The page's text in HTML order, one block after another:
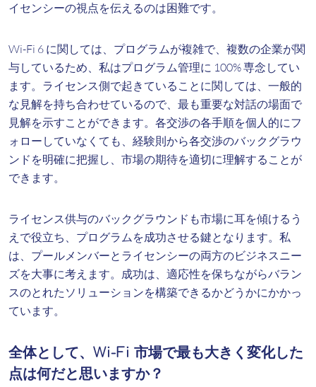
イセンシーの視点を伝えるのは困難です。
Wi-Fi 6 に関しては、プログラムが複雑で、複数の企業が関
与しているため、私はプログラム管理に 100% 専念してい
ます。ライセンス側で起きていることに関しては、一般的
な見解を持ち合わせているので、最も重要な対話の場面で
見解を示すことができます。各交渉の各手順を個人的にフ
ォローしていなくても、経験則から各交渉のバックグラウ
ンドを明確に把握し、市場の期待を適切に理解することが
できます。
ライセンス供与のバックグラウンドも市場に耳を傾けるう
えで役立ち、プログラムを成功させる鍵となります。私
は、プールメンバーとライセンシーの両方のビジネスニー
ズを大事に考えます。成功は、適応性を保ちながらバラン
スのとれたソリューションを構築できるかどうかにかかっ
ています。
全体として、Wi-Fi 市場で最も大きく変化した
点は何だと思いますか？